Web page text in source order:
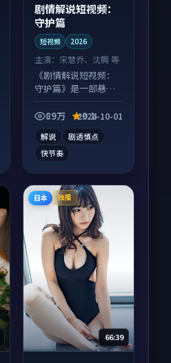
剧情解说短视频：
守护篇
短视频 2026
主演： 宋慧乔、沈腾 等
《剧情解说短视频：
守护篇》是一部悬疑
元素齐全，观感爽快
89万 9.1
2024-10-01
解说
剧透慎点
快节奏
日本 独播
66:39